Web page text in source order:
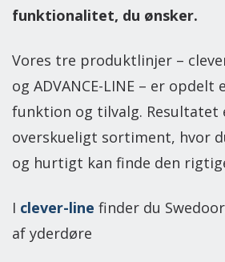
funktionalitet, du ønsker.
Vores tre produktlinjer –
og ADVANCE-LINE – er
funktion og tilvalg. Resultatet
overskueligt sortiment, hvor
og hurtigt kan finde den
I clever-line finder du
af yderdøre